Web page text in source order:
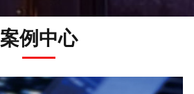
案例中心